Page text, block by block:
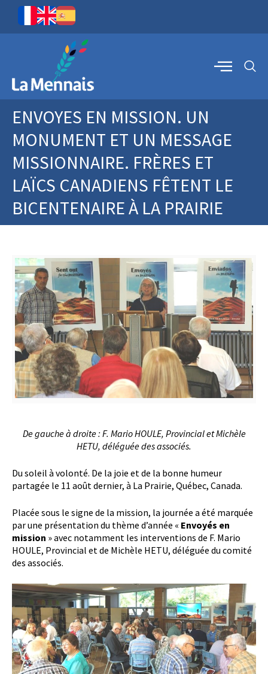
ENVOYES EN MISSION. UN
MONUMENT ET UN MESSAGE
MISSIONNAIRE. FRÈRES ET
LAÏCS CANADIENS FÊTENT LE
BICENTENAIRE À LA PRAIRIE
De gauche à droite : F. Mario HOULE, Provincial et Michèle
HETU, déléguée des associés.
Du soleil à volonté. De la joie et de la bonne humeur
partagée le 11 août dernier, à La Prairie, Québec, Canada.
Placée sous le signe de la mission, la journée a été marquée
par une présentation du thème d’année « Envoyés en
mission » avec notamment les interventions de F. Mario
HOULE, Provincial et de Michèle HETU, déléguée du comité
des associés.